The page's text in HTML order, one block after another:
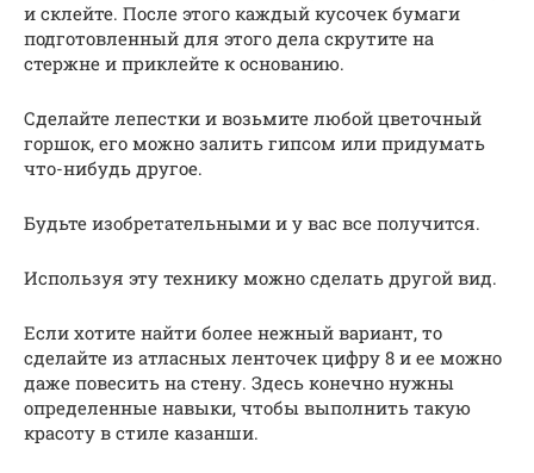
и склейте. После этого каждый кусочек бумаги
подготовленный для этого дела скрутите на
стержне и приклейте к основанию.
Сделайте лепестки и возьмите любой цветочный
горшок, его можно залить гипсом или придумать
что-нибудь другое.
Будьте изобретательными и у вас все получится.
Используя эту технику можно сделать другой вид.
Если хотите найти более нежный вариант, то
сделайте из атласных ленточек цифру 8 и ее можно
даже повесить на стену. Здесь конечно нужны
определенные навыки, чтобы выполнить такую
красоту в стиле казанши.